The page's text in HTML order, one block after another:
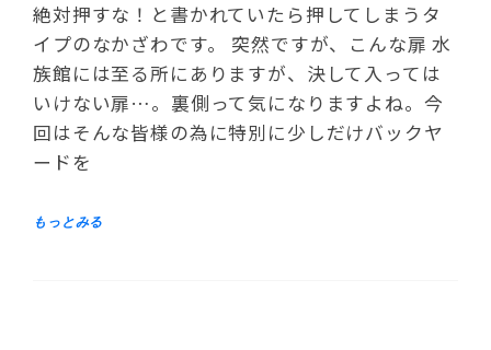
絶対押すな！と書かれていたら押してしまうタ
イプのなかざわです。 突然ですが、こんな扉 水
族館には至る所にありますが、決して入っては
いけない扉…。裏側って気になりますよね。今
回はそんな皆様の為に特別に少しだけバックヤ
ードを